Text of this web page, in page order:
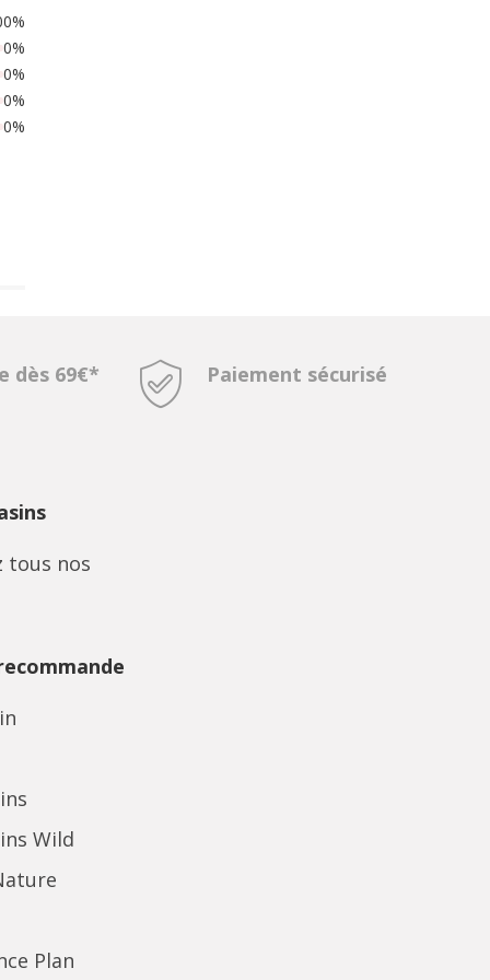
0%
0%
0%
0%
dès 69€* Paiement sécurisé
tous nos
Wild
Plan